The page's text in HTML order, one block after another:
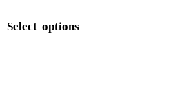
Select options